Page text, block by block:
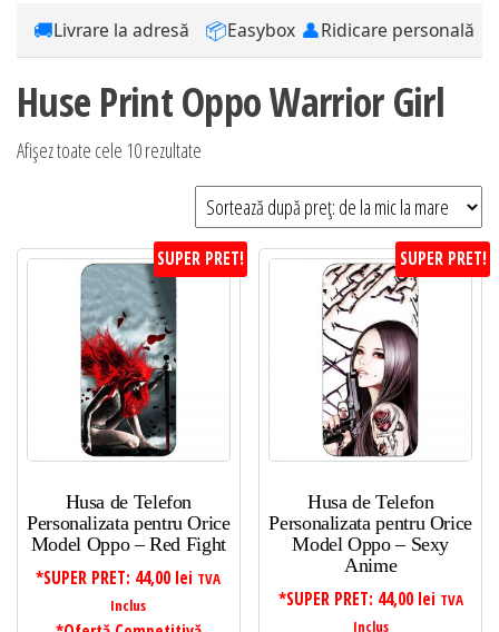
🚚Livrare la adresă 📦Easybox 👤Ridicare personală
Huse Print Oppo Warrior Girl
Afișez toate cele 10 rezultate
după
preț:
de
la
SUPER PRET!
Husa de Telefon
Personalizata pentru Orice
Model Oppo – Red Fight
*SUPER PRET: 44,00 lei TVA
Inclus
SUPER PRET!
Husa de Telefon
Personalizata pentru Orice
Model Oppo – Sexy
Anime
*SUPER PRET: 44,00 lei TVA
Inclus